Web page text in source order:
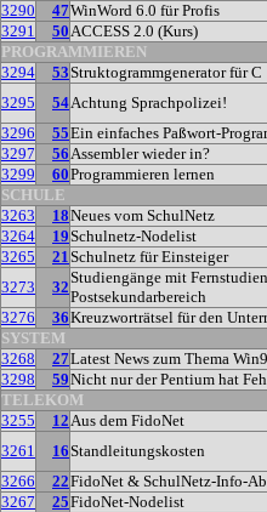
3290
47WinWord 6.0 für Profis
3291
50ACCESS 2.0 (Kurs)
PROGRAMMIEREN
3294
53Struktogrammgenerator für C
3295
54Achtung Sprachpolizei!
3296
55Ein einfaches Paßwort-
3297
56Assembler wieder in?
3299
60Programmieren lernen
SCHULE
3263
18Neues vom SchulNetz
3264
19Schulnetz-Nodelist
3265
21Schulnetz für Einsteiger
3273
32
Studiengänge mit
Postsekundarbereich
3276
36Kreuzworträtsel für den
SYSTEM
3268
27Latest News zum Thema
3298
59Nicht nur der Pentium hat
TELEKOM
3255
12Aus dem FidoNet
3261
16Standleitungskosten
3266
22FidoNet & SchulNetz-Info-
3267
25FidoNet-Nodelist